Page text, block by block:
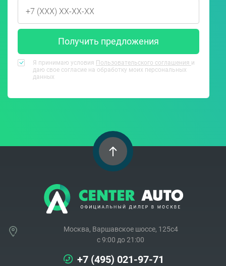
Получить предложения
Я принимаю условия Пользовательского соглашения и
даю свое согласие на обработку моих персональных
данных
Москва, Варшавское шоссе, 125с4
c 9:00 до 21:00
+7 (495) 021-97-71